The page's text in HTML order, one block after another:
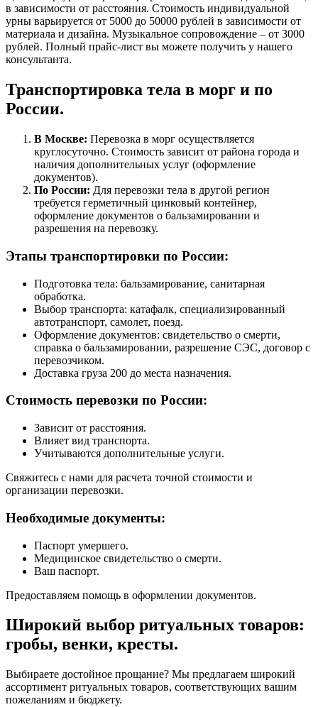
в зависимости от расстояния. Стоимость индивидуальной
урны варьируется от 5000 до 50000 рублей в зависимости от
материала и дизайна. Музыкальное сопровождение – от 3000
рублей. Полный прайс-лист вы можете получить у нашего
консультанта.
Транспортировка тела в морг и по
России.
В Москве: Перевозка в морг осуществляется
круглосуточно. Стоимость зависит от района города и
наличия дополнительных услуг (оформление
документов).
По России: Для перевозки тела в другой регион
требуется герметичный цинковый контейнер,
оформление документов о бальзамировании и
разрешения на перевозку.
Этапы транспортировки по России:
Подготовка тела: бальзамирование, санитарная
обработка.
Выбор транспорта: катафалк, специализированный
автотранспорт, самолет, поезд.
Оформление документов: свидетельство о смерти,
справка о бальзамировании, разрешение СЭС, договор с
перевозчиком.
Доставка груза 200 до места назначения.
Стоимость перевозки по России:
Зависит от расстояния.
Влияет вид транспорта.
Учитываются дополнительные услуги.
Свяжитесь с нами для расчета точной стоимости и
организации перевозки.
Необходимые документы:
Паспорт умершего.
Медицинское свидетельство о смерти.
Ваш паспорт.
Предоставляем помощь в оформлении документов.
Широкий выбор ритуальных товаров:
гробы, венки, кресты.
Выбираете достойное прощание? Мы предлагаем широкий
ассортимент ритуальных товаров, соответствующих вашим
пожеланиям и бюджету.